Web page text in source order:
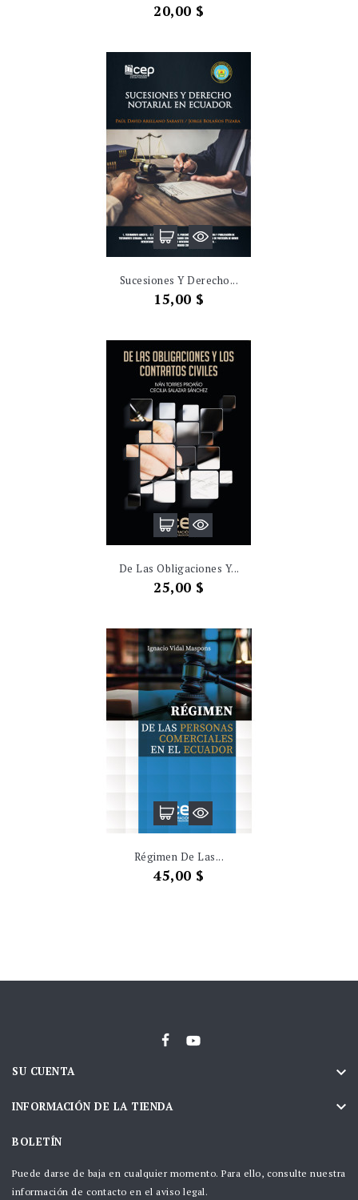
Precio
20,00 $
Sucesiones Y Derecho...
Precio
15,00 $
De Las Obligaciones Y...
Precio
25,00 $
Régimen De Las...
Precio
45,00 $
SU CUENTA 
INFORMACIÓN DE LA TIENDA 
BOLETÍN
Puede darse de baja en cualquier momento. Para ello, consulte nuestra
información de contacto en el aviso legal.